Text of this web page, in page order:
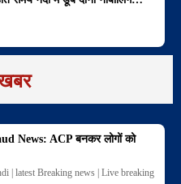
News: ACP बनकर लोगों को
| latest Breaking news | Live breaking